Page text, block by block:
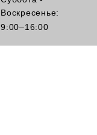
Воскресенье:
9:00–16:00